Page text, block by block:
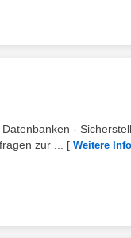
-
zur ...
[ Weitere